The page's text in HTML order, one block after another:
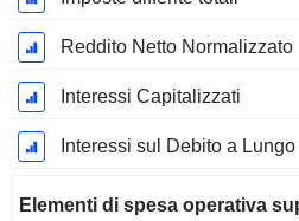
Reddito Netto Normalizzato
Interessi Capitalizzati
Interessi sul Debito a
Elementi di spesa operativa